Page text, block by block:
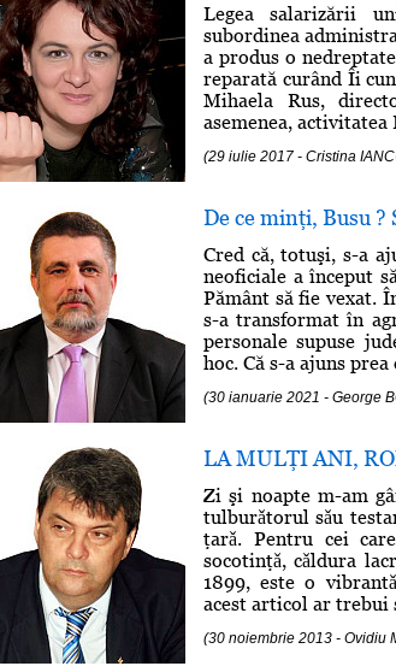
Legea salarizării
subordinea
a produs o
reparată curând Îi
Mihaela Rus,
asemenea,
(29 iulie 2017 - Cristina
De ce minţi, Busu ?
Cred că, totuşi, s-a
neoficiale a început
Pământ să fie vexat.
s-a transformat în
personale supuse
hoc. Că s-a ajuns
(30 ianuarie 2021 - George
LA MULŢI ANI,
Zi şi noapte m-am
tulburǎtorul sǎu
ţarǎ. Pentru cei
socotinţǎ, cǎldura
1899, este o
acest articol ar trebui
(30 noiembrie 2013 - Ovidiu